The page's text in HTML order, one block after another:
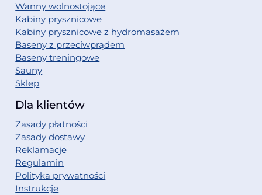
Wanny wolnostojące
Kabiny prysznicowe
Kabiny prysznicowe z hydromasażem
Baseny z przeciwprądem
Baseny treningowe
Sauny
Sklep
Dla klientów
Zasady płatności
Zasady dostawy
Reklamacje
Regulamin
Polityka prywatności
Instrukcje